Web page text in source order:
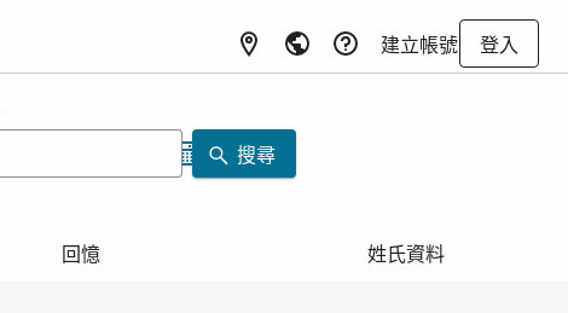
建立帳號
登入
搜尋
回憶 姓氏資料